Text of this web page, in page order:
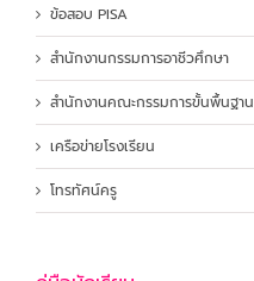
ข้อสอบ PISA
สำนักงานกรรมการอาชีวศึกษา
สำนักงานคณะกรรมการขั้นพื้นฐาน
เครือข่ายโรงเรียน
โทรทัศน์ครู